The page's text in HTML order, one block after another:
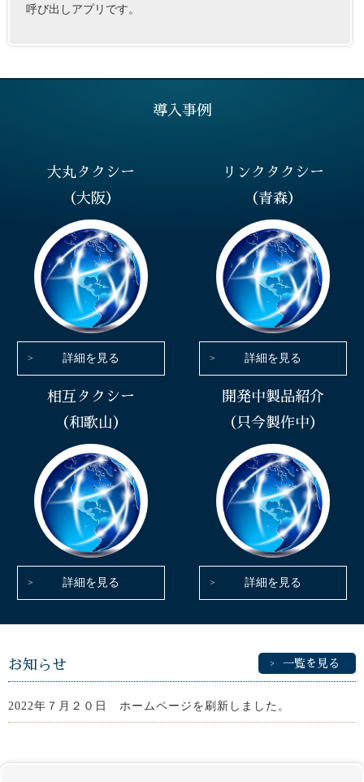
呼び出しアプリです。
導入事例
大丸タクシー
（大阪）
詳細を見る
リンクタクシー
（青森）
詳細を見る
相互タクシー
（和歌山）
詳細を見る
開発中製品紹介
（只今製作中）
詳細を見る
お知らせ 一覧を見る
2022年７月２０日 ホームページを刷新しました。